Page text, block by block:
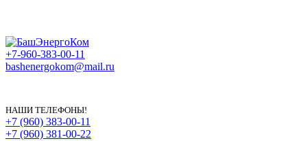
+7-960-383-00-11
bashenergokom@mail.ru
НАШИ ТЕЛЕФОНЫ!
+7 (960) 383-00-11
+7 (960) 381-00-22